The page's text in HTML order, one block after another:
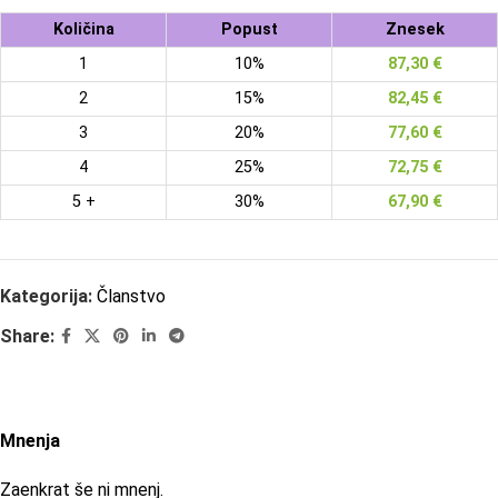
Količina Popust
Znesek
1
10% 87,30 €
2
15% 82,45 €
3
20% 77,60 €
4
25% 72,75 €
5 +
30% 67,90 €
Kategorija: Članstvo
Share:
Mnenja
Zaenkrat še ni mnenj.